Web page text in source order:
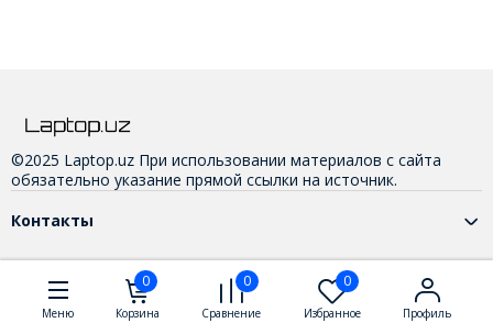
©2025 Laptop.uz При использовании материалов с сайта
обязательно указание прямой ссылки на источник.
Контакты
Меню
0
Корзина
0
Сравнение
0
Избранное Профиль